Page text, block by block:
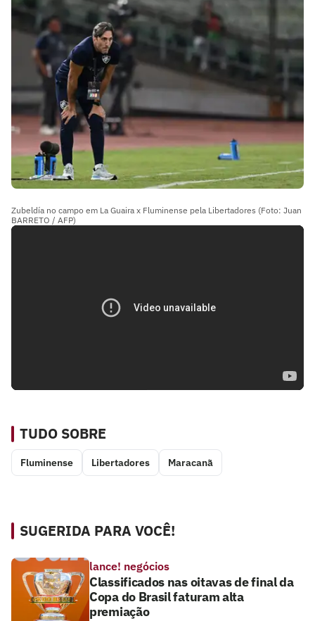
Zubeldía no campo em La Guaira x Fluminense pela Libertadores (Foto: Juan
BARRETO / AFP)
TUDO SOBRE
Fluminense Libertadores Maracanã
SUGERIDA PARA VOCÊ!
lance! negócios
Classificados nas oitavas de final da
Copa do Brasil faturam alta
premiação